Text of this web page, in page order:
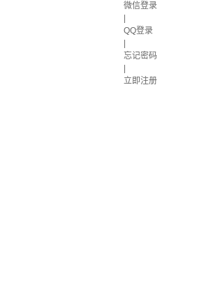
微信登录
QQ登录
忘记密码
立即注册